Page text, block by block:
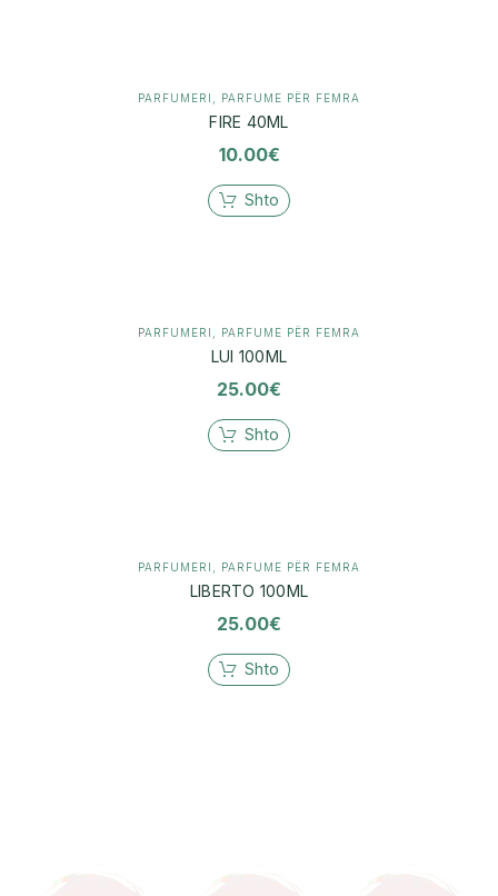
PARFUMERI PARFUME PËR FEMRA
FIRE 40ML
10.00€
Shto
PARFUMERI PARFUME PËR FEMRA
LUI 100ML
25.00€
Shto
PARFUMERI PARFUME PËR FEMRA
LIBERTO 100ML
25.00€
Shto